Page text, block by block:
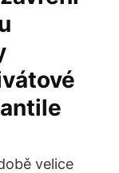
velice